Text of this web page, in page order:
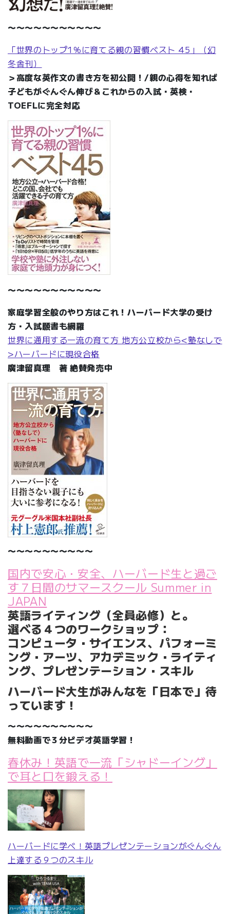
〜〜〜〜〜〜〜〜〜〜〜
「世界のトップ1％に育てる親の習慣ベスト 45」（幻
冬舎刊）
＞高度な英作文の書き方を初公開！/親の心得を知れば
子どもがぐんぐん伸び＆これからの入試・英検・
TOEFLに完全対応
〜〜〜〜〜〜〜〜〜〜〜
家庭学習全般のやり方はこれ！ハーバード大学の受け
方・入試願書も網羅
世界に通用する一流の育て方 地方公立校から<塾なしで
>ハーバードに現役合格
廣津留真理 著 絶賛発売中
〜〜〜〜〜〜〜〜〜〜
国内で安心・安全、ハーバード生と過ご
す７日間のサマースクール Summer in
JAPAN
英語ライティング（全員必修）と。
選べる４つのワークショップ：
コンピュータ・サイエンス、パフォーミ
ング・アーツ、アカデミック・ライティ
ング、プレゼンテーション・スキル
ハーバード大生がみんなを「日本で」待
っています！
〜〜〜〜〜〜〜〜〜〜
無料動画で３分ビデオ英語学習！
春休み！英語で一流「シャドーイング」
で耳と口を鍛える！
ハーバードに学べ！英語プレゼンテーションがぐんぐん
上達する９つのスキル